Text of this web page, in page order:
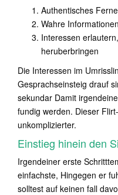
Authentisches
Wahre
Interessen
heruberbringen
Die Interessen im
Gesprachseinsteig drauf
sekundar Damit
fundig werden. Dieser
unkomplizierter.
Einstieg hinein den
Irgendeiner erste
einfachste, Hingegen er
solltest auf keinen fall